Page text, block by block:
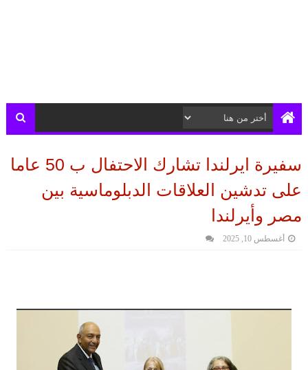
سفيرة ايرلندا تشارك الاحتفال ب 50 عاما
على تدشين العلاقات الدبلوماسية بين
مصر وأيرلندا
أغسطس 10, 2025